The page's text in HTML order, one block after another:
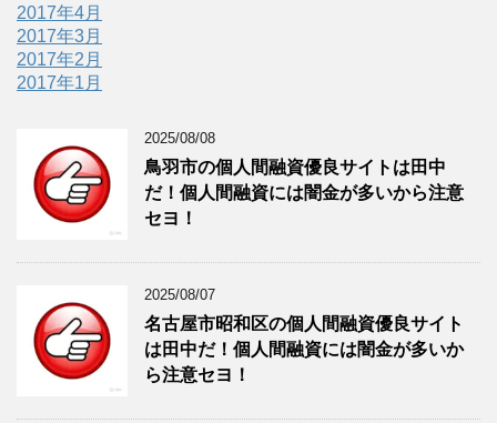
2017年4月
2017年3月
2017年2月
2017年1月
2025/08/08
鳥羽市の個人間融資優良サイトは田中
だ！個人間融資には闇金が多いから注意
セヨ！
2025/08/07
名古屋市昭和区の個人間融資優良サイト
は田中だ！個人間融資には闇金が多いか
ら注意セヨ！